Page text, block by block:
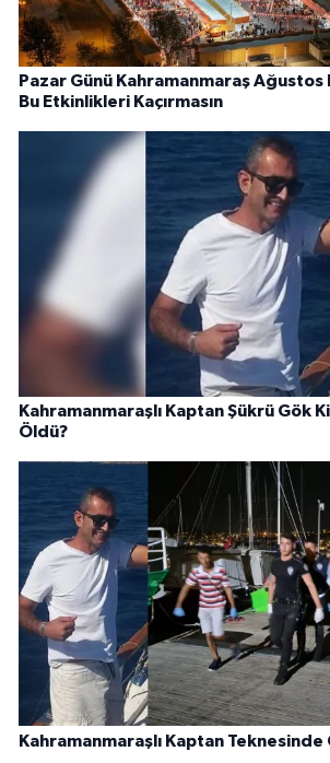
Pazar Günü Kahramanmaraş Ağustos
Bu Etkinlikleri Kaçırmasın
Kahramanmaraşlı Kaptan Şükrü Gök
Öldü?
Kahramanmaraşlı Kaptan Teknesinde